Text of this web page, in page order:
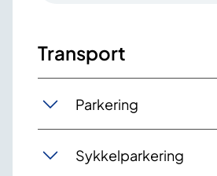
Transport
Parkering
Sykkelparkering